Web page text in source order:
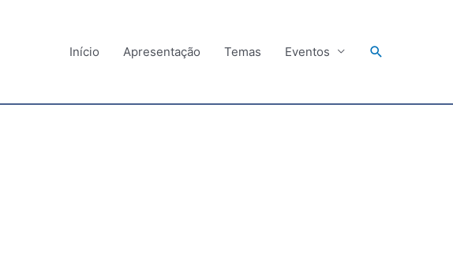
Início Apresentação Temas Eventos Search